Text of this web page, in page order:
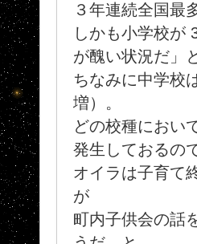
３年連続全国最
しかも小学校が
が醜い状況だ」
ちなみに中学校
増）。
どの校種におい
発生しておるの
オイラは子育て
が
町内子供会の話